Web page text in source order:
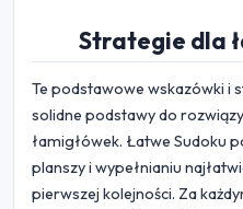
Strategie dla
Te podstawowe wskazówki i
solidne podstawy do
łamigłówek. Łatwe Sudoku
planszy i wypełnianiu
pierwszej kolejności. Za